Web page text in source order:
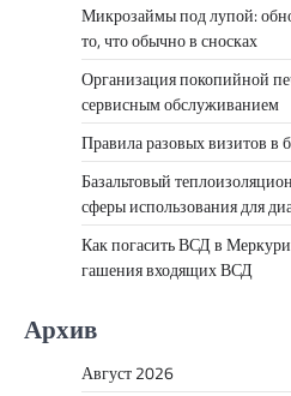
Микрозаймы под лупой:
то, что обычно в сносках
Организация покопийной
сервисным обслуживанием
Правила разовых визитов в
Базальтовый
сферы использования для
Как погасить ВСД в
гашения входящих ВСД
Архив
Август 2026